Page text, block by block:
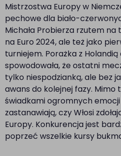
Mistrzostwa Europy w
pechowe dla biało-
Michała Probierza rzutem na
na Euro 2024, ale też jako
turniejem. Porażka z
spowodowała, że ostatni
tylko niespodzianką, ale bez
awans do kolejnej fazy. Mimo
świadkami ogromnych
zastanawiają, czy Włosi
Europy. Konkurencja jest
poprzeć wszelkie kursy